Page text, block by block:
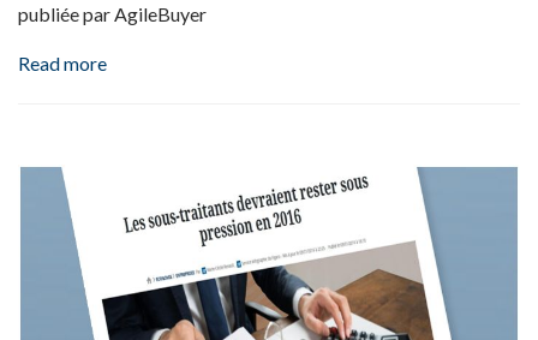
publiée par AgileBuyer
Read more